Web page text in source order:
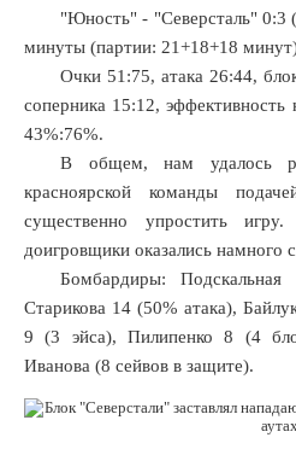
"Юность" - "Северсталь" 0:3
минуты (партии: 21+18+18
Очки 51:75, атака 26:44,
соперника 15:12,
43%:76%.
В общем, нам удалось
красноярской команды
существенно упростить
доигровщики оказались намного
Бомбардиры:
Старикова 14 (50% атака),
9 (3 эйса), Пилипенко 8 (4
Иванова (8 сейвов в защите).